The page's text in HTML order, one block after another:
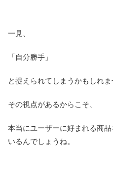
一見、
「自分勝手」
と捉えられてしまうかもしれま
その視点があるからこそ、
本当にユーザーに好まれる商
いるんでしょうね。